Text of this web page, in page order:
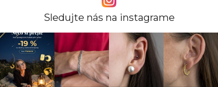
Sledujte nás na instagrame